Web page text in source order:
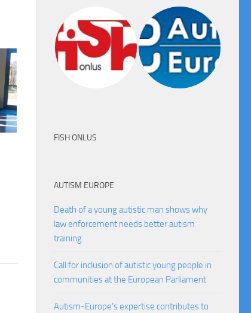
FISH ONLUS
AUTISM EUROPE
Death of a young autistic man shows why
law enforcement needs better autism
training
Call for inclusion of autistic young people in
communities at the European Parliament
Autism-Europe’s expertise contributes to